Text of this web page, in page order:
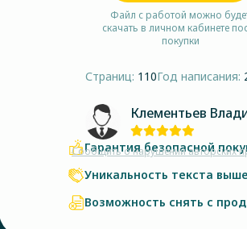
Файл с работой можно
скачать в личном кабинете
покупки
Страниц: 110Год написания:
Клементьев
Сообщить о нарушении авторских
Гарантия безопасной
Уникальность текста
Возможность снять с